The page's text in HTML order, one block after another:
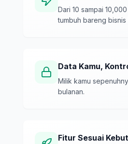
Dari 10 sampai
tumbuh bareng bisnis
Data Kamu,
Milik kamu
bulanan.
Fitur Sesuai